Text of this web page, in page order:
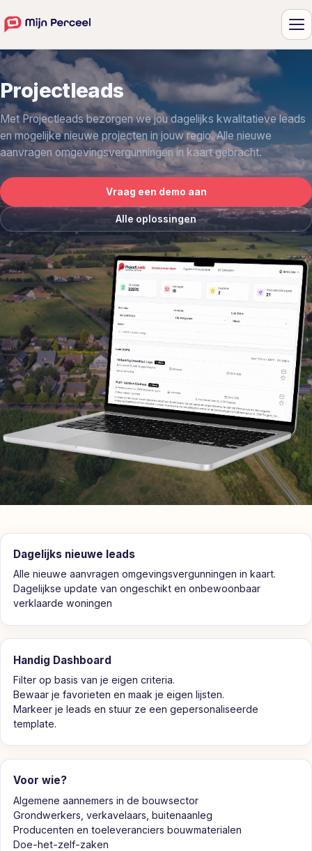
Projectleads
Met Projectleads bezorgen we jou dagelijks kwalitatieve leads
en mogelijke nieuwe projecten in jouw regio. Alle nieuwe
aanvragen omgevingsvergunningen in kaart gebracht.
Vraag een demo aan
Alle oplossingen
Dagelijks nieuwe leads
Alle nieuwe aanvragen omgevingsvergunningen in kaart.
Dagelijkse update van ongeschikt en onbewoonbaar
verklaarde woningen
Handig Dashboard
Filter op basis van je eigen criteria.
Bewaar je favorieten en maak je eigen lijsten.
Markeer je leads en stuur ze een gepersonaliseerde
template.
Voor wie?
Algemene aannemers in de bouwsector
Grondwerkers, verkavelaars, buitenaanleg
Producenten en toeleveranciers bouwmaterialen
Doe-het-zelf-zaken